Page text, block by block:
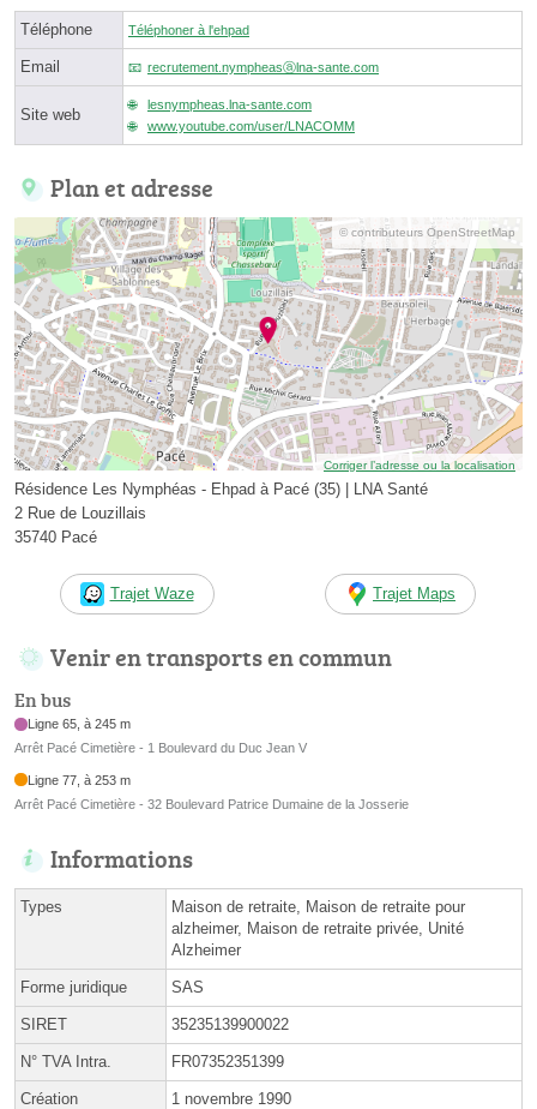
Téléphone Téléphoner à l'ehpad
Email recrutement.nympheasⓐlna-sante.com
Site web
lesnympheas.lna-sante.com
www.youtube.com/user/LNACOMM
Plan et adresse
© contributeurs OpenStreetMap
Corriger l’adresse ou la localisation
Résidence Les Nymphéas - Ehpad à Pacé (35) | LNA Santé
2 Rue de Louzillais
35740 Pacé
Trajet Waze Trajet Maps
Venir en transports en commun
En bus
Ligne 65, à 245 m
Arrêt Pacé Cimetière - 1 Boulevard du Duc Jean V
Ligne 77, à 253 m
Arrêt Pacé Cimetière - 32 Boulevard Patrice Dumaine de la Josserie
Informations
Types
Maison de retraite, Maison de retraite pour
alzheimer, Maison de retraite privée, Unité
Alzheimer
Forme juridique SAS
SIRET 35235139900022
N° TVA Intra. FR07352351399
Création 1 novembre 1990